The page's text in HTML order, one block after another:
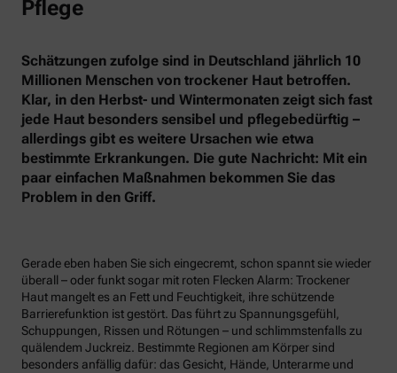
Pflege
Schätzungen zufolge sind in Deutschland jährlich 10
Millionen Menschen von trockener Haut betroffen.
Klar, in den Herbst- und Wintermonaten zeigt sich fast
jede Haut besonders sensibel und pflegebedürftig –
allerdings gibt es weitere Ursachen wie etwa
bestimmte Erkrankungen. Die gute Nachricht: Mit ein
paar einfachen Maßnahmen bekommen Sie das
Problem in den Griff.
Gerade eben haben Sie sich eingecremt, schon spannt sie wieder
überall – oder funkt sogar mit roten Flecken Alarm: Trockener
Haut mangelt es an Fett und Feuchtigkeit, ihre schützende
Barrierefunktion ist gestört. Das führt zu Spannungsgefühl,
Schuppungen, Rissen und Rötungen – und schlimmstenfalls zu
quälendem Juckreiz. Bestimmte Regionen am Körper sind
besonders anfällig dafür: das Gesicht, Hände, Unterarme und